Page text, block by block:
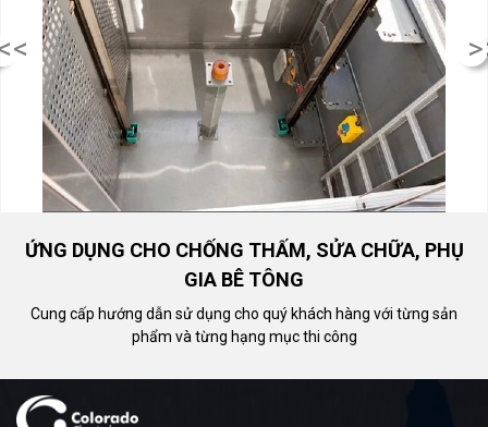
ỨNG DỤNG CHO CHỐNG THẤM, SỬA CHỮA, PHỤ
GIA BÊ TÔNG
Cung cấp hướng dẫn sử dụng cho quý khách hàng với từng sản
phẩm và từng hạng mục thi công